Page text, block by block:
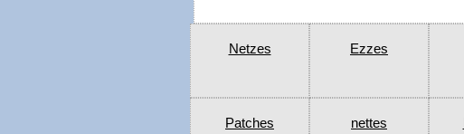
Netzes Ezzes
Patches nettes